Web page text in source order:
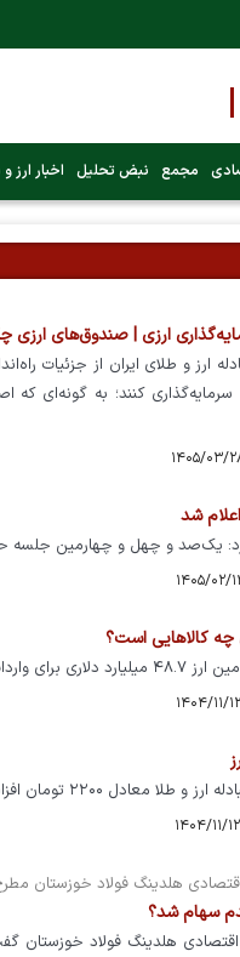
مجمع نبض تحلیل اخبار ارز
ارزی | صندوق‌های ارزی
ارز و طلای ایران از جزئیات
کنند؛ به گونه‌ای
شد
و چهارمین جلسه حراج شمش طلا روز سه‌شنبه (۱۵
بخش صنعت تخصیص یافت.
۲۲۰۰ تومان افزایش یافت.
هلدینگ فولاد خوزستان
سهام شد؟
هلدینگ فولاد خوزستان